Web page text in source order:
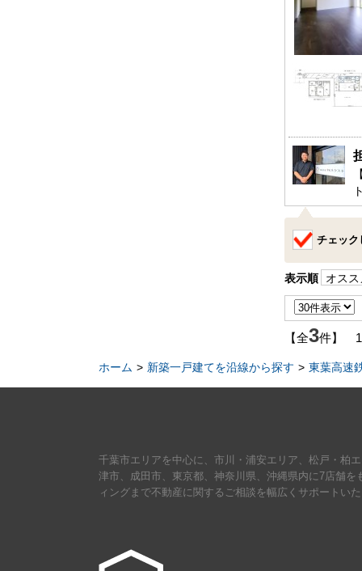
チェック
表示順 オス
【全3件】 1
ホーム 新築一戸建てを沿線から探す 東葉高速
千葉市エリアを中心に、市川・浦安エリア、松戸・柏
津市、成田市、東京都、神奈川県、沖縄県内に7店舗
ィングまで不動産に関するご相談を幅広くサポートい